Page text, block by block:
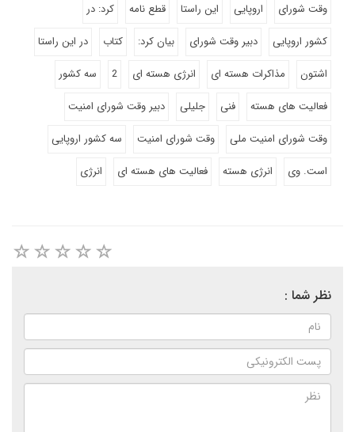
وقت شورای
اروپایی این راستا قطع نامه
کرد: در
کشور اروپایی
دبیر وقت شورای بیان کرد: کتاب
در این راستا
اشتون
مذاکرات هسته ای انرژی هسته ای 2
سه کشور
فعالیت های هسته
فنی جلیلی
دبیر وقت شورای امنیت
وقت شورای امنیت ملی
وقت شورای امنیت
سه کشور اروپایی
است. وی
انرژی هسته فعالیت های هسته ای انرژی
نظر شما :